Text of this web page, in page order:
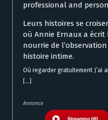
professional and
Leurs histoires se
où Annie Ernaux a
nourrie de
histoire intime.
Où regarder gratuitement J’ai
[...]
Annonce